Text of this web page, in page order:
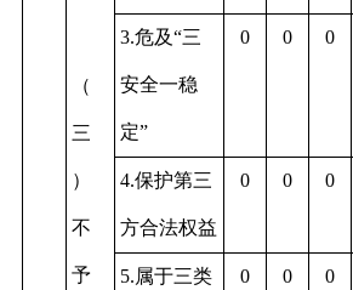
（
三
）
不
予
3.危及“三
安全一稳
定”
0 0 0
4.保护第三
方合法权益
0 0 0
5.属于三类 0 0 0